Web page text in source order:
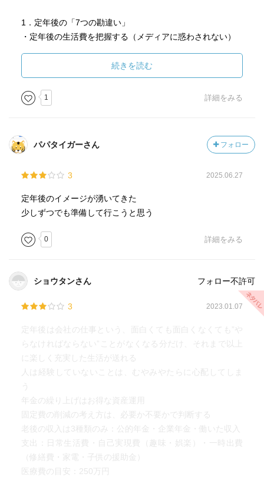
1．定年後の「7つの勘違い」
・定年後の生活費を把握する（メディアに惑わされない）
・地域のコミュニティには奉仕するつもりで参加しよう
・夫婦間は適度な距離感で別々の趣味を
・投資より自分で働こう
・節約より生活のダウンサイジングを
2．お金の不安は「見える化」と「人脈」で解決
・医療・介護にかかる費用は約800万円
・定年後に働く場合の収入は夫婦で8万円を目安に
・人脈作りを大切に（ギブ・ファーストの気持ちで）
3．老後はコミュニケーションが9割
・50歳を過ぎたら会社の人とは付き合わない
・交流し合える友人を作り、積極的に世話役をやろう
4．今日から始める「定活」
・定年男子の会でヨコの関係のコミュニティ作りを
・地方移住はまずリハーサルで（体験施設など）
・定年後の転職は現役時代に事前準備をしておこう
5．やっておきたい老後準備
・家事のススメ（メリット多し）
・個人旅行で自立の第一歩を
・勉強のススメ（何事にも好奇心を持って）
・笑顔と姿勢で見た目にも気を配る
・SNSのススメ（新しい居場所、デメリットには注意）
続きを読む
1 詳細をみる
パパタイガーさん フォロー
3 2025.06.27
定年後のイメージが湧いてきた
少しずつでも準備して行こうと思う
0 詳細をみる
ショウタンさん フォロー不許可
3 2023.01.07
定年後は会社の仕事という、面白くても面白くなくても”や
らなければならない”ことがなくなる分だけ、それまで以上
に楽しく充実した生活が送れる
人は経験していないことは、むやみやたらに心配してしま
う
年金の繰り上げはお得な資産運用
固定費の削減の考え方は、必要か不要かで判断する
老後の収入は3種類のみ：公的年金・企業年金・働いた収入
支出：日常生活費・自己実現費（趣味・娯楽）・一時出費
（修繕費・家電・子供の援助金）
医療費の目安：250万円